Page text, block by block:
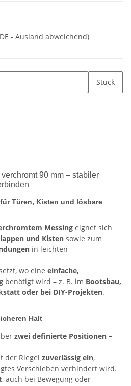
- Ausland abweichend)
Stück
90 mm – stabiler
Türen, Kisten und lösbare
Messing eignet sich
und Kisten sowie zum
in leichten
wo eine einfache,
benötigt wird – z. B. im Bootsbau,
oder bei DIY-Projekten.
Halt
zwei definierte Positionen –
der Riegel zuverlässig ein,
Verschieben verhindert wird.
, auch bei Bewegung oder